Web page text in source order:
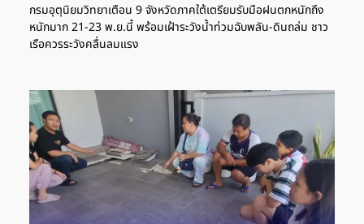
กรมอุตุนิยมวิทยาเตือน 9 จังหวัดภาคใต้เตรียมรับมือฝนตกหนักถึง
หนักมาก 21-23 พ.ย.นี้ พร้อมเฝ้าระวังน้ำท่วมฉับพลัน-ดินถล่ม ชาว
เรือควรระวังคลื่นลมแรง